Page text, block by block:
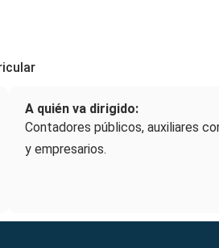
A quién va dirigido:
Contadores públicos, auxiliares
y empresarios.